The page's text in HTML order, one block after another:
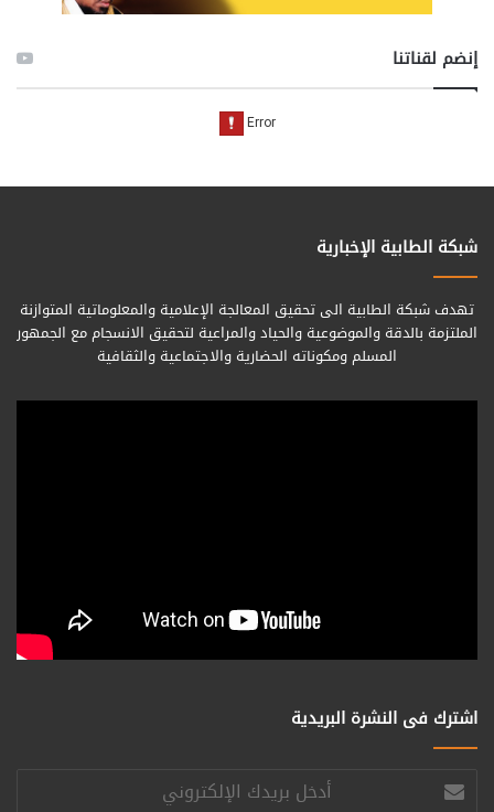
إنضم لقناتنا
شبكة الطابية الإخبارية
تهدف شبكة الطابية الى تحقيق المعالجة الإعلامية والمعلوماتية المتوازنة
الملتزمة بالدقة والموضوعية والحياد والمراعية لتحقيق الانسجام مع الجمهور
المسلم ومكوناته الحضارية والاجتماعية والثقافية
اشترك فى النشرة البريدية
أدخل
بريدك